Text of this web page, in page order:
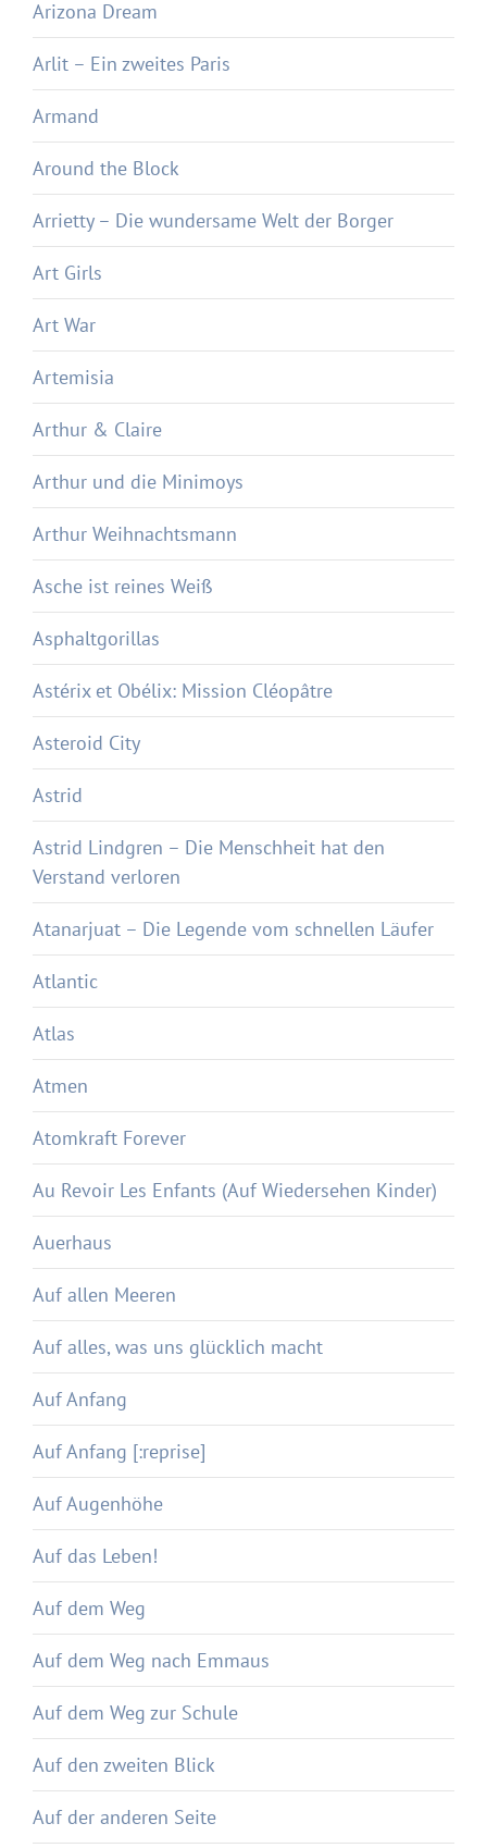
Arizona Dream
Arlit – Ein zweites Paris
Armand
Around the Block
Arrietty – Die wundersame Welt der Borger
Art Girls
Art War
Artemisia
Arthur & Claire
Arthur und die Minimoys
Arthur Weihnachtsmann
Asche ist reines Weiß
Asphaltgorillas
Astérix et Obélix: Mission Cléopâtre
Asteroid City
Astrid
Astrid Lindgren – Die Menschheit hat den
Verstand verloren
Atanarjuat – Die Legende vom schnellen Läufer
Atlantic
Atlas
Atmen
Atomkraft Forever
Au Revoir Les Enfants (Auf Wiedersehen Kinder)
Auerhaus
Auf allen Meeren
Auf alles, was uns glücklich macht
Auf Anfang
Auf Anfang [:reprise]
Auf Augenhöhe
Auf das Leben!
Auf dem Weg
Auf dem Weg nach Emmaus
Auf dem Weg zur Schule
Auf den zweiten Blick
Auf der anderen Seite